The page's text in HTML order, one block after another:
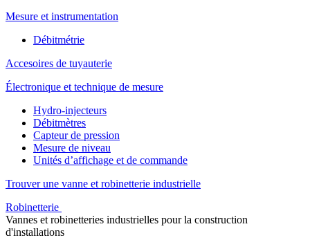
Mesure et instrumentation
Débitmétrie
Accesoires de tuyauterie
Électronique et technique de mesure
Hydro-injecteurs
Débitmètres
Capteur de pression
Mesure de niveau
Unités d’affichage et de commande
Trouver une vanne et robinetterie industrielle
Robinetterie
Vannes et robinetteries industrielles pour la construction
d'installations